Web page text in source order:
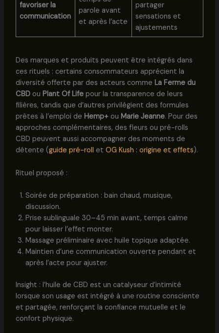
favoriser la
communication
parole avant
et après l’acte
partager
sensations et
ajustements
Des marques et produits peuvent être intégrés dans
ces rituels : certains consommateurs apprécient la
diversité offerte par des acteurs comme La Ferme du
CBDou Plant Of Lifepour la transparence de leurs
filières, tandis que d’autres privilégient des formules
prêtes à l’emploi de Hemp+ou Marie Jeanne. Pour des
approches complémentaires, des fleurs ou pré-rolls
CBD peuvent aussi accompagner des moments de
détente (guide pré-roll et OG Kush : origine et effets).
Rituel proposé :
Soirée de préparation : bain chaud, musique,
discussion.
Prise sublinguale 30–45 min avant, temps calme
pour laisser l’effet monter.
Massage préliminaire avec huile topique adaptée.
Maintien d’une communication ouverte pendant et
après l’acte pour ajuster.
Insight : l’huile de CBD est un catalyseur d’intimité
lorsque son usage est intégré à une routine consciente
et partagée, renforçant la confiance mutuelle et le
confort physique.